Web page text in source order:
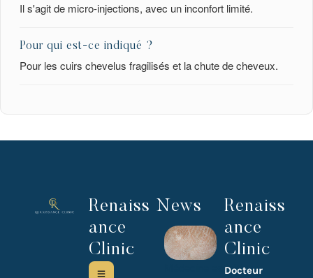
Il s'agit de micro-injections, avec un inconfort limité.
Pour qui est-ce indiqué ?
Pour les cuirs chevelus fragilisés et la chute de cheveux.
Renaiss
ance
Clinic
News
Médecine esthétique
Renaiss
ance
Clinic
Docteur